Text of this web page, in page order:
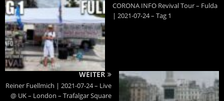
CORONA INFO Revival Tour – Fulda
| 2021-07-24 – Tag 1
WEITER
Reiner Fuellmich | 2021-07-24 – Live
@ UK – London – Trafalgar Square